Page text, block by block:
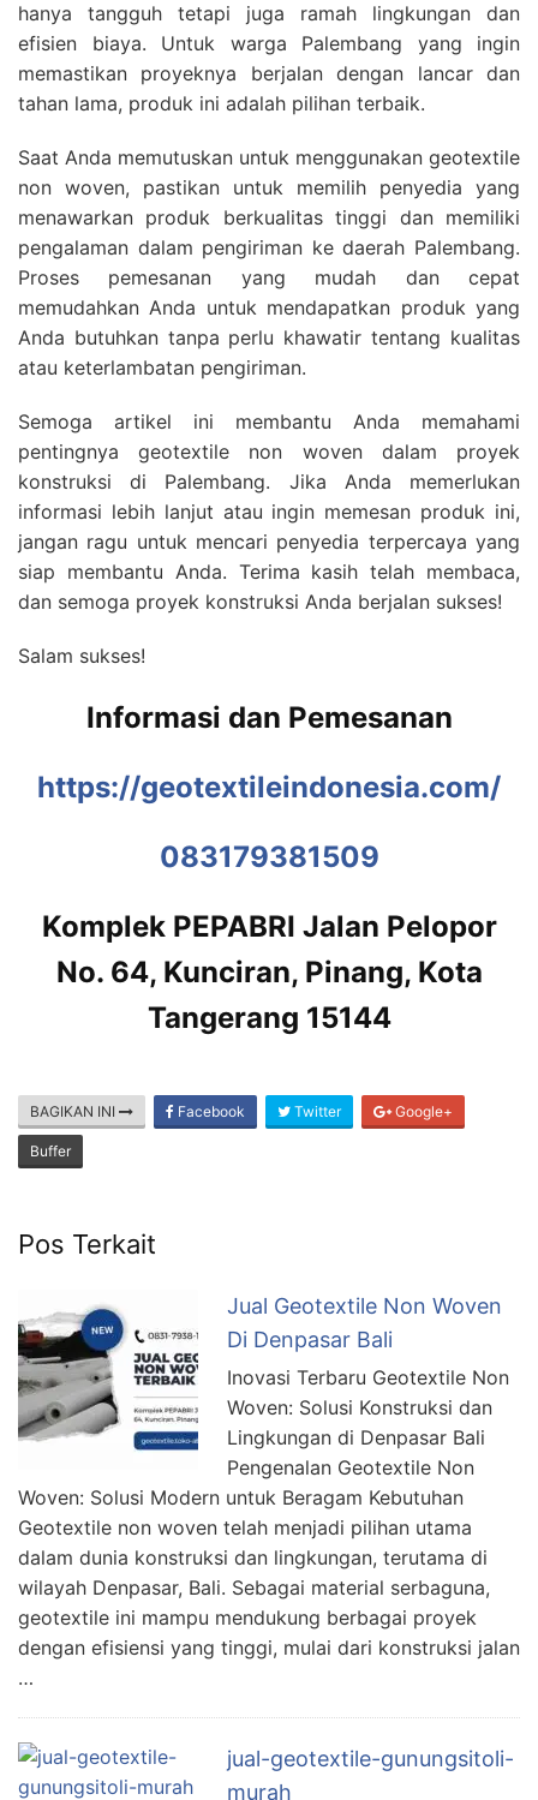
hanya tangguh tetapi juga ramah lingkungan dan
efisien biaya. Untuk warga Palembang yang ingin
memastikan proyeknya berjalan dengan lancar dan
tahan lama, produk ini adalah pilihan terbaik.
Saat Anda memutuskan untuk menggunakan geotextile
non woven, pastikan untuk memilih penyedia yang
menawarkan produk berkualitas tinggi dan memiliki
pengalaman dalam pengiriman ke daerah Palembang.
Proses pemesanan yang mudah dan cepat
memudahkan Anda untuk mendapatkan produk yang
Anda butuhkan tanpa perlu khawatir tentang kualitas
atau keterlambatan pengiriman.
Semoga artikel ini membantu Anda memahami
pentingnya geotextile non woven dalam proyek
konstruksi di Palembang. Jika Anda memerlukan
informasi lebih lanjut atau ingin memesan produk ini,
jangan ragu untuk mencari penyedia terpercaya yang
siap membantu Anda. Terima kasih telah membaca,
dan semoga proyek konstruksi Anda berjalan sukses!
Salam sukses!
Informasi dan Pemesanan
https://geotextileindonesia.com/
083179381509
Komplek PEPABRI Jalan Pelopor
No. 64, Kunciran, Pinang, Kota
Tangerang 15144
BAGIKAN INI Facebook Twitter Google+
Buffer
Pos Terkait
Jual Geotextile Non Woven
Di Denpasar Bali
Inovasi Terbaru Geotextile Non
Woven: Solusi Konstruksi dan
Lingkungan di Denpasar Bali
Pengenalan Geotextile Non
Woven: Solusi Modern untuk Beragam Kebutuhan
Geotextile non woven telah menjadi pilihan utama
dalam dunia konstruksi dan lingkungan, terutama di
wilayah Denpasar, Bali. Sebagai material serbaguna,
geotextile ini mampu mendukung berbagai proyek
dengan efisiensi yang tinggi, mulai dari konstruksi jalan
…
jual-geotextile-gunungsitoli-
murah